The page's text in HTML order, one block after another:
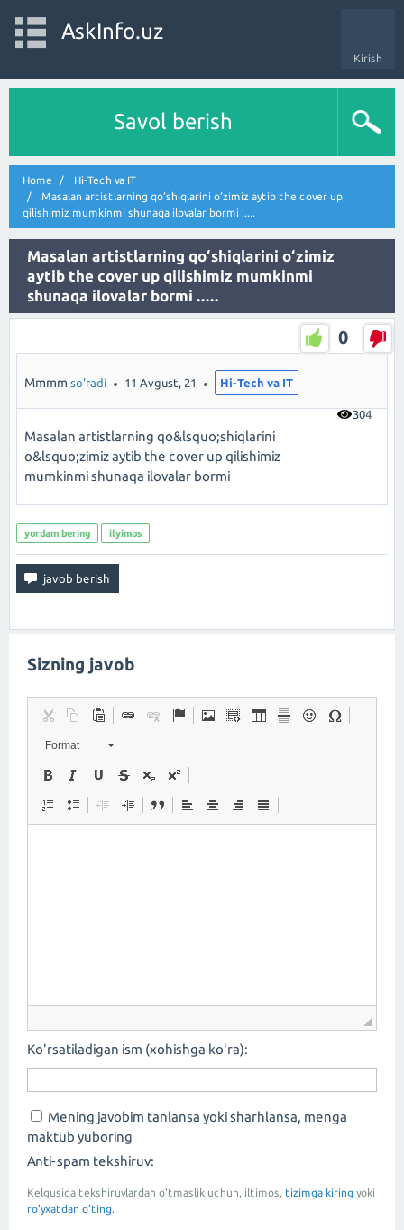
Kirish
AskInfo.uz
Savol berish
Home
Hi-Tech va IT
Masalan artistlarning qo‘shiqlarini o‘zimiz aytib the cover up
qilishimiz mumkinmi shunaqa ilovalar bormi .....
Masalan artistlarning qo‘shiqlarini o‘zimiz
aytib the cover up qilishimiz mumkinmi
shunaqa ilovalar bormi .....
0
304
Mmmm so'radi 11 Avgust, 21 Hi-Tech va IT
Masalan artistlarning qo&lsquo;shiqlarini
o&lsquo;zimiz aytib the cover up qilishimiz
mumkinmi shunaqa ilovalar bormi
yordam bering ilyimos
Sizning javob
Format
Ko'rsatiladigan ism (xohishga ko'ra):
Mening javobim tanlansa yoki sharhlansa, menga
maktub yuboring
Anti-spam tekshiruv:
Kelgusida tekshiruvlardan o'tmaslik uchun, iltimos, tizimga kiring yoki
ro'yxatdan o'ting.